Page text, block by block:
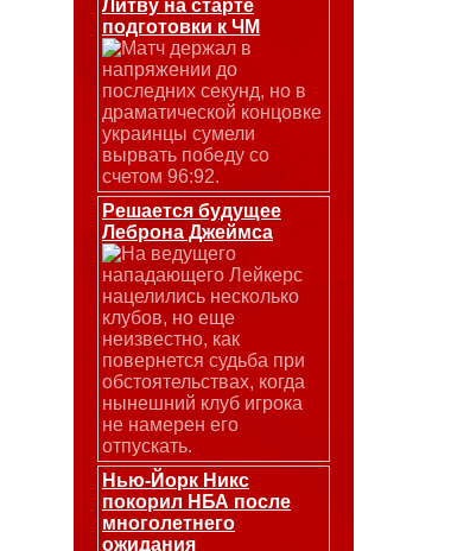
Литву на старте
подготовки к ЧМ
Матч держал в
напряжении до
последних секунд, но в
драматической концовке
украинцы сумели
вырвать победу со
счетом 96:92.
Решается будущее
Леброна Джеймса
На ведущего
нападающего Лейкерс
нацелились несколько
клубов, но еще
неизвестно, как
повернется судьба при
обстоятельствах, когда
нынешний клуб игрока
не намерен его
отпускать.
Нью-Йорк Никс
покорил НБА после
многолетнего
ожидания